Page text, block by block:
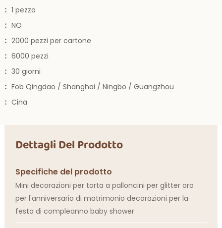
: 1 pezzo
: NO
: 2000 pezzi per cartone
: 6000 pezzi
: 30 giorni
: Fob Qingdao / Shanghai / Ningbo / Guangzhou
: Cina
Dettagli Del Prodotto
Specifiche del prodotto
Mini decorazioni per torta a palloncini per glitter oro
per l'anniversario di matrimonio decorazioni per la
festa di compleanno baby shower